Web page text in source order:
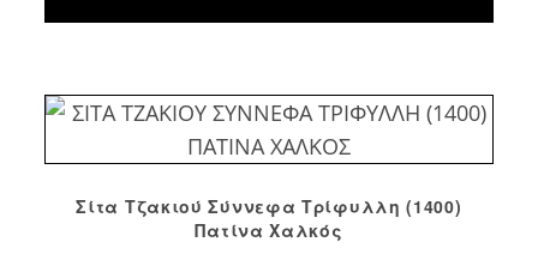
Σίτα Τζακιού Σύννεφα Τρίφυλλη (1400)
Πατίνα Χαλκός